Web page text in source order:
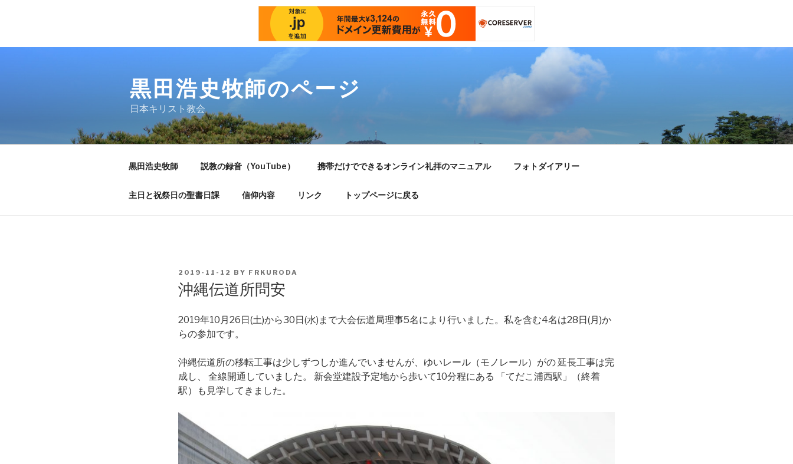
黒田浩史牧師のページ
日本キリスト教会
黒田浩史牧師 説教の録音（YouTube） 携帯だけでできるオンライン礼拝のマニュアル フォトダイアリー
主日と祝祭日の聖書日課 信仰内容 リンク トップページに戻る
POSTED
ON
2019-11-12 BY FRKURODA
沖縄伝道所問安
2019年10月26日(土)から30日(水)まで大会伝道局理事5名により行いました。私を含む4名は28日(月)か
らの参加です。
沖縄伝道所の移転工事は少しずつしか進んでいませんが、ゆいレール（モノレール）がの 延長工事は完
成し、 全線開通していました。 新会堂建設予定地から歩いて10分程にある 「てだこ浦西駅」（終着
駅）も見学してきました。